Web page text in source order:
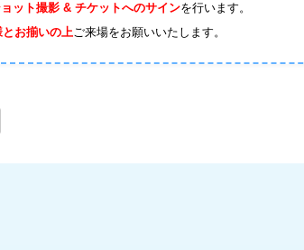
ット撮影 & チケットへのサインを行います。
とお揃いの上ご来場をお願いいたします。